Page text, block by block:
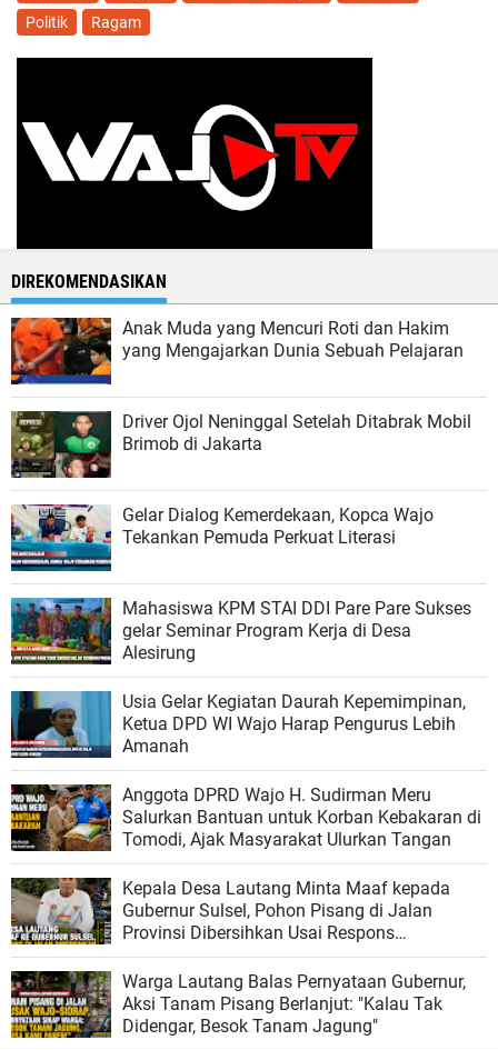
Politik
Ragam
DIREKOMENDASIKAN
Anak Muda yang Mencuri Roti dan Hakim
yang Mengajarkan Dunia Sebuah Pelajaran
Driver Ojol Neninggal Setelah Ditabrak Mobil
Brimob di Jakarta
Gelar Dialog Kemerdekaan, Kopca Wajo
Tekankan Pemuda Perkuat Literasi
Mahasiswa KPM STAI DDI Pare Pare Sukses
gelar Seminar Program Kerja di Desa
Alesirung
Usia Gelar Kegiatan Daurah Kepemimpinan,
Ketua DPD WI Wajo Harap Pengurus Lebih
Amanah
Anggota DPRD Wajo H. Sudirman Meru
Salurkan Bantuan untuk Korban Kebakaran di
Tomodi, Ajak Masyarakat Ulurkan Tangan
Kepala Desa Lautang Minta Maaf kepada
Gubernur Sulsel, Pohon Pisang di Jalan
Provinsi Dibersihkan Usai Respons
Pemerintah
Warga Lautang Balas Pernyataan Gubernur,
Aksi Tanam Pisang Berlanjut: "Kalau Tak
Didengar, Besok Tanam Jagung"